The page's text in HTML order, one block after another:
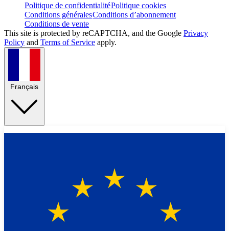
Politique de confidentialitéPolitique cookies
Conditions généralesConditions d’abonnement
Conditions de vente
This site is protected by reCAPTCHA, and the Google Privacy
Policy and Terms of Service apply.
Français